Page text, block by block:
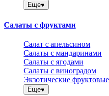
Еще
Салаты с фруктами
Салат с апельсином
Салаты с мандаринами
Салаты с ягодами
Салаты с виноградом
Экзотические
Еще